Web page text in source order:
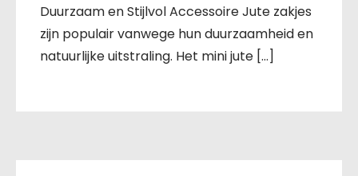
Duurzaam en Stijlvol Accessoire Jute zakjes
zijn populair vanwege hun duurzaamheid en
natuurlijke uitstraling. Het mini jute […]